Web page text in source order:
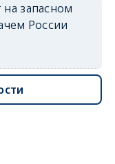
запасном
России